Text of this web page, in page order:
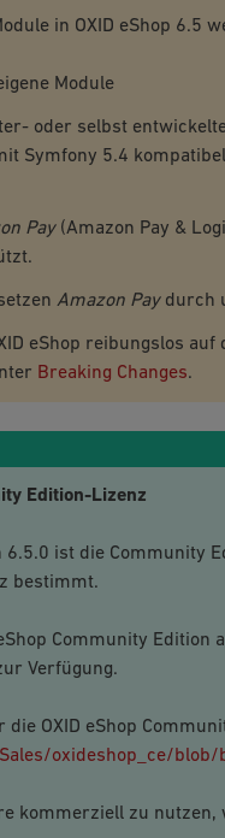
in OXID eShop 6.5
Module
oder selbst
Symfony 5.4
Pay(Amazon Pay &
Amazon Paydurch
eShop reibungslos
Breaking Changes.
Edition-Lizenz
6.5.0 ist die Community
bestimmt.
Community
Verfügung.
OXID eShop
oxideshop_ce/blob/
kommerziell zu nutzen,